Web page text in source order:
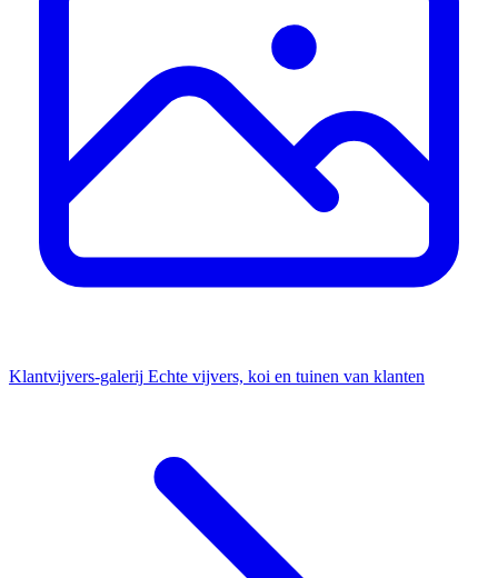
Klantvijvers-galerij Echte vijvers, koi en tuinen van klanten